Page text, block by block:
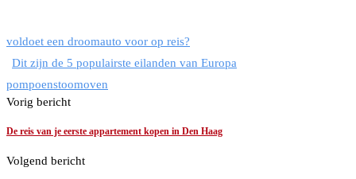
voldoet een droomauto voor op reis?
Dit zijn de 5 populairste eilanden van Europa
pompoenstoomoven
Vorig bericht
De reis van je eerste appartement kopen in Den Haag
Volgend bericht